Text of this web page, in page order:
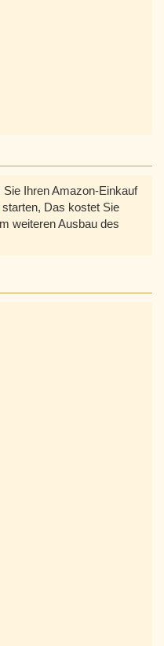
Sie Ihren Amazon-Einkauf
starten, Das kostet Sie
weiteren Ausbau des